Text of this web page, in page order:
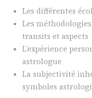
Les différentes
Les
transits et aspects
L’expérience
astrologue
La subjectivité
symboles